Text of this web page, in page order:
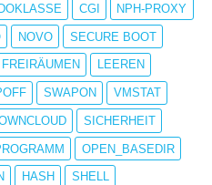
CGI NPH-PROXY
NOVO SECURE BOOT
FREIRÄUMEN LEEREN
SWAPON VMSTAT
SICHERHEIT
OPEN_BASEDIR
HASH SHELL